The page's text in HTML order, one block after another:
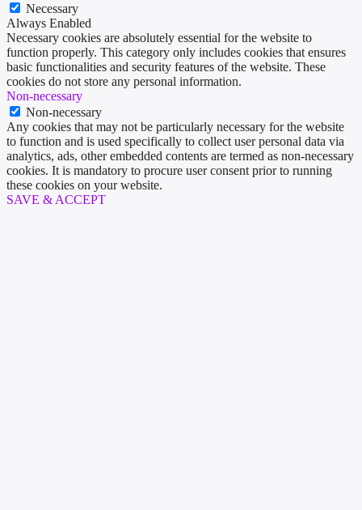
Necessary
Always Enabled
Necessary cookies are absolutely essential for the website to
function properly. This category only includes cookies that ensures
basic functionalities and security features of the website. These
cookies do not store any personal information.
Non-necessary
Non-necessary
Any cookies that may not be particularly necessary for the website
to function and is used specifically to collect user personal data via
analytics, ads, other embedded contents are termed as non-necessary
cookies. It is mandatory to procure user consent prior to running
these cookies on your website.
SAVE & ACCEPT